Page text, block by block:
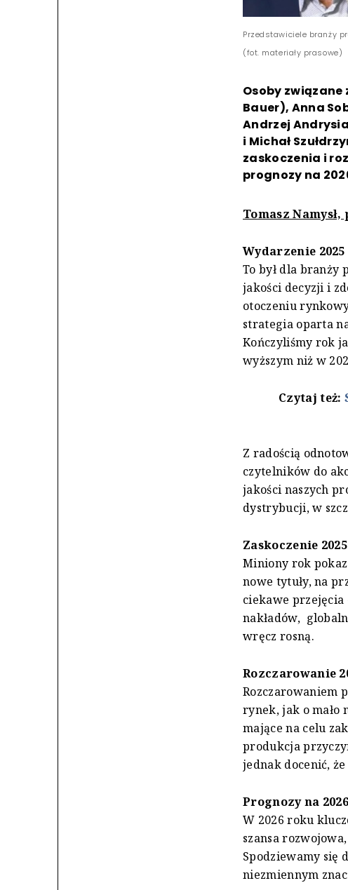
Przedstawiciele branży
(fot. materiały prasowe)
Osoby
Bauer), Anna
Andrzej
i Michał
zaskoczenia i
prognozy na
Tomasz
Wydarzenie
To był dla branży
jakości decyzji i
otoczeniu
strategia oparta
Kończyliśmy rok
wyższym niż w
Czytaj też:
Z radością
czytelników do
jakości naszych
dystrybucji, w
Zaskoczenie
Miniony rok
nowe tytuły, na
ciekawe przejęcia
nakładów,
wręcz rosną.
Rozczarowanie
Rozczarowaniem
rynek, jak o mało
mające na celu
produkcja
jednak docenić,
Prognozy na
W 2026 roku
szansa
Spodziewamy się
niezmiennym